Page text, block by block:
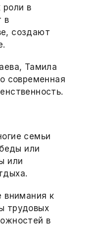
в
в
создают
Тамила
современная
семьи
или
или
внимания к
трудовых
в